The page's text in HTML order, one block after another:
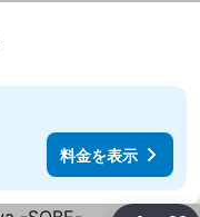
料金を表示